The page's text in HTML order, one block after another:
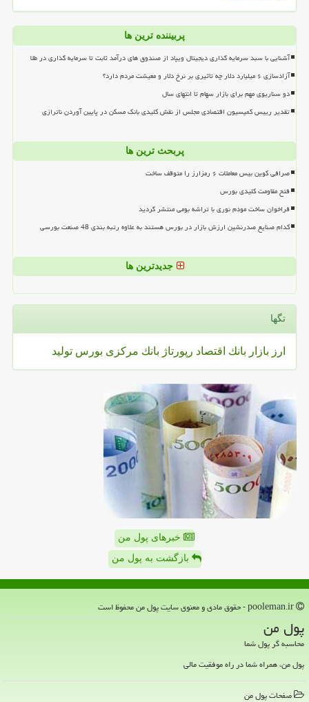
پربیننده ترین ها
آشنایی با سبد سرمایه گذاری دیجیتال ویپاد از صندوق های درآمد ثابت تا سرمایه گذاری در طلا
آزادسازی ۶ میلیارد دلار چه تاثیری بر نرخ دلار و معیشت مردم دارد؟
دو سناریوی مهم برای بازار سهام تا انتهای سال
تقدیر رییس کمیسیون اقتصادی مجلس از نقش کلیدی بانک مسکن در پایین آوردن ناترازی
پربحث ترین ها
صرافی کوین بیس معاملات ۶ رمزارز را متوقف ساخت
فتح مقاومت کلیدی بورس
فراخوان ساخت مودم نوری با تراشه بومی منتشر گردید
کدام صنایع صدرنشین ارزش بازار در بورس هستند به علاوه رتبه بندی 48 صنعت بورسی
جدیدترین ها
تگها
ارز بازار بانك اقتصاد رپورتاژ بانك مركزی بورس تولید
خبرهای پول من
بازگشت به پول من
پول من
محاسبه گر پول شما
پول من، همراه شما در راه موفقیت مالی
صفحات پول من